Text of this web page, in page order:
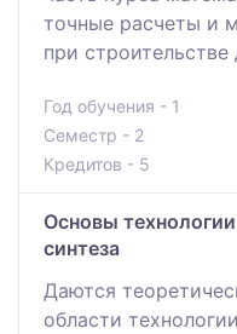
точные расчеты и
при
Год обучения - 1
Семестр - 2
Кредитов - 5
Основы
синтеза
Даются
области